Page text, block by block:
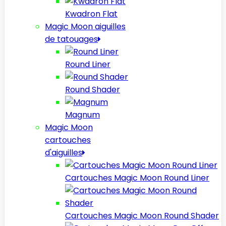
Kwadron Flat
Magic Moon aiguilles
de tatouages
Round Liner
Round Shader
Magnum
Magic Moon
cartouches
d'aiguilles
Cartouches Magic Moon Round Liner
Cartouches Magic Moon Round Shader